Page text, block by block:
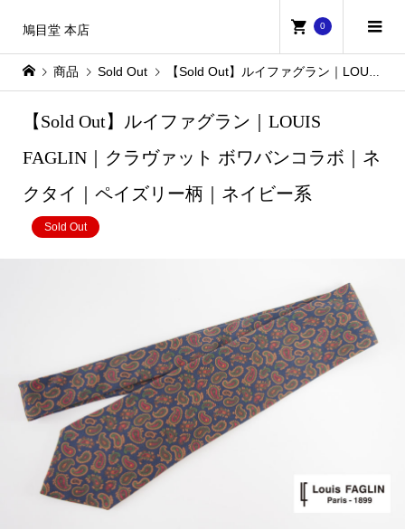
鳩目堂 本店 0
商品 Sold Out 【Sold Out】ルイファグラン｜LOUIS FAGLIN｜クラヴァット ボワバンコラボ｜ネクタイ｜ペイズリー柄｜ネイビー系
【Sold Out】ルイファグラン｜LOUIS
FAGLIN｜クラヴァット ボワバンコラボ｜ネ
クタイ｜ペイズリー柄｜ネイビー系
Sold Out